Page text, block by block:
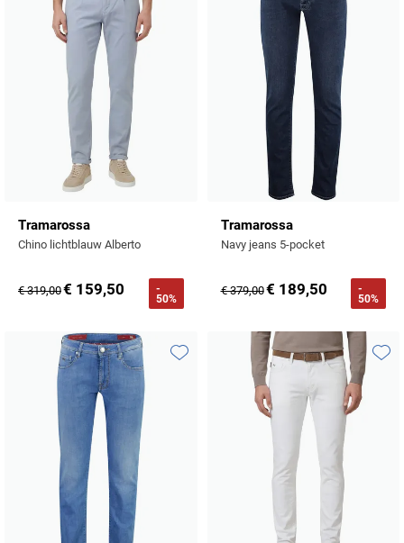
Tramarossa
Chino lichtblauw Alberto
€ 319,00€ 159,50
-
50%
Tramarossa
Navy jeans 5-pocket
€ 379,00€ 189,50
-
50%
Toevoegen aan favorieten